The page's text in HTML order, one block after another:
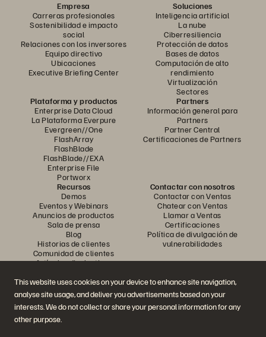
This website uses cookies on your device to enhance site navigation,
analyse site usage, and deliver you advertisements based on your
interests. We do not collect or share your personal information for any
other purpose.
Empresa
Carreras profesionales
Sostenibilidad e impacto
social
Relaciones con los inversores
Equipo directivo
Ubicaciones
Executive Briefing Center
Soluciones
Inteligencia artificial
La nube
Ciberresiliencia
Protección de datos
Bases de datos
Computación de alto
rendimiento
Virtualización
Sectores
Plataforma y productos
Enterprise Data Cloud
La Plataforma Everpure
Evergreen//One
FlashArray
FlashBlade
FlashBlade//EXA
Enterprise File
Portworx
Partners
Información general para
Partners
Partner Central
Certificaciones de Partners
Recursos
Demos
Eventos y Webinars
Anuncios de productos
Sala de prensa
Blog
Historias de clientes
Comunidad de clientes
Artículos divulgativos
Contactar con nosotros
Contactar con Ventas
Chatear con Ventas
Llamar a Ventas
Certificaciones
Política de divulgación de
vulnerabilidades
Únase a la conversación
Siga las redes sociales oficiales de Everpure